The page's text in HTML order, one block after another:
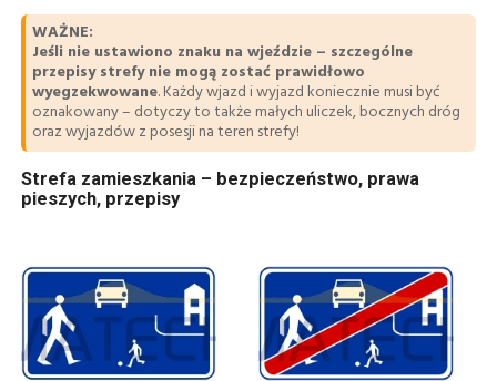
WAŻNE:
Jeśli nie ustawiono znaku na wjeździe – szczególne
przepisy strefy nie mogą zostać prawidłowo
wyegzekwowane. Każdy wjazd i wyjazd koniecznie musi być
oznakowany – dotyczy to także małych uliczek, bocznych dróg
oraz wyjazdów z posesji na teren strefy!
Strefa zamieszkania – bezpieczeństwo, prawa
pieszych, przepisy